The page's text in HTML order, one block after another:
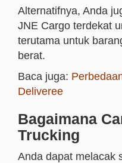
Alternatifnya, Anda
JNE Cargo terdekat
terutama untuk
berat.
Baca juga:
Deliveree
Bagaimana
Trucking
Anda dapat melacak